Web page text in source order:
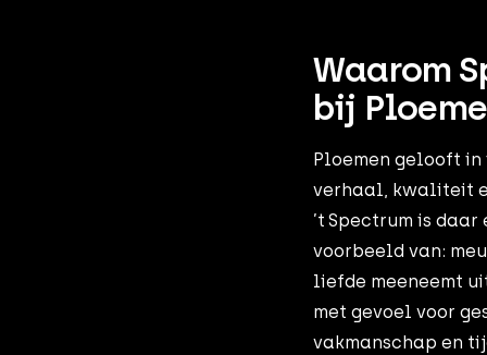
Waarom
bij
Ploemen gelooft
verhaal, kwaliteit
’t Spectrum is
voorbeeld van:
liefde meeneemt
met gevoel voor
vakmanschap en